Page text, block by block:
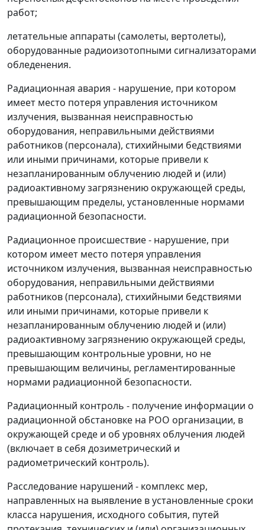
работ;
летательные аппараты (самолеты, вертолеты),
оборудованные радиоизотопными сигнализаторами
обледенения.
Радиационная авария - нарушение, при котором
имеет место потеря управления источником
излучения, вызванная неисправностью
оборудования, неправильными действиями
работников (персонала), стихийными бедствиями
или иными причинами, которые привели к
незапланированным облучению людей и (или)
радиоактивному загрязнению окружающей среды,
превышающим пределы, установленные нормами
радиационной безопасности.
Радиационное происшествие - нарушение, при
котором имеет место потеря управления
источником излучения, вызванная неисправностью
оборудования, неправильными действиями
работников (персонала), стихийными бедствиями
или иными причинами, которые привели к
незапланированным облучению людей и (или)
радиоактивному загрязнению окружающей среды,
превышающим контрольные уровни, но не
превышающим величины, регламентированные
нормами радиационной безопасности.
Радиационный контроль - получение информации о
радиационной обстановке на РОО организации, в
окружающей среде и об уровнях облучения людей
(включает в себя дозиметрический и
радиометрический контроль).
Расследование нарушений - комплекс мер,
направленных на выявление в установленные сроки
класса нарушения, исходного события, путей